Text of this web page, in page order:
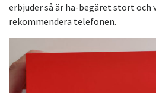
erbjuder så är ha-begäret stort och
rekommendera telefonen.